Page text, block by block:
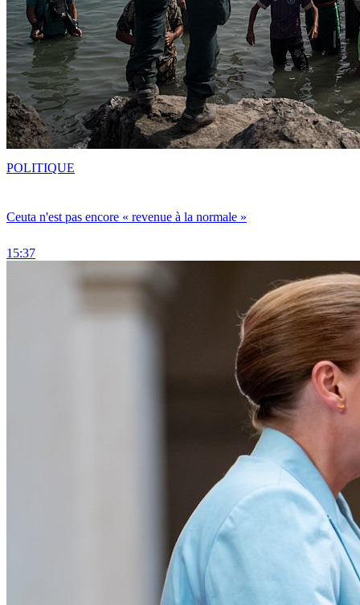
Ceuta n'est pas encore « revenue à la normale »
15:37
POLITIQUE